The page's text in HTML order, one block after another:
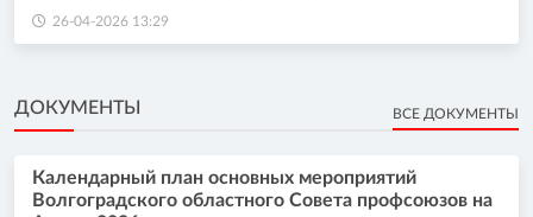
26-04-2026 13:29
ДОКУМЕНТЫ ВСЕ ДОКУМЕНТЫ
Календарный план основных мероприятий
Волгоградского областного Совета профсоюзов на